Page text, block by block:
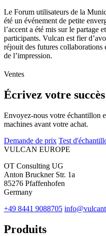
Le Forum utilisateurs de la
été un événement de petite
l’accent a été mis sur le partage
participants. Vulcan est fier
réjouit des futures collaborations
de l’impression.
Ventes
Écrivez votre
Envoyez-nous votre échantillon
machines avant votre achat.
Demande de prix Test
VULCAN EUROPE
OT Consulting UG
Anton Bruckner Str. 1a
85276 Pfaffenhofen
Germany
+49 8441 9088705
Produits